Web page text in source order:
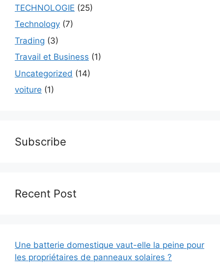
TECHNOLOGIE (25)
Technology (7)
Trading (3)
Travail et Business (1)
Uncategorized (14)
voiture (1)
Subscribe
Recent Post
Une batterie domestique vaut-elle la peine pour
les propriétaires de panneaux solaires ?